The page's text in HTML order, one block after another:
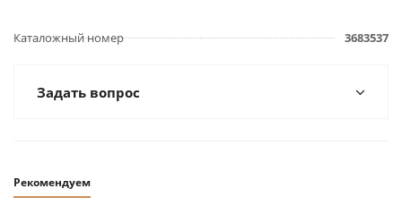
Каталожный номер 3683537
Задать вопрос
Рекомендуем